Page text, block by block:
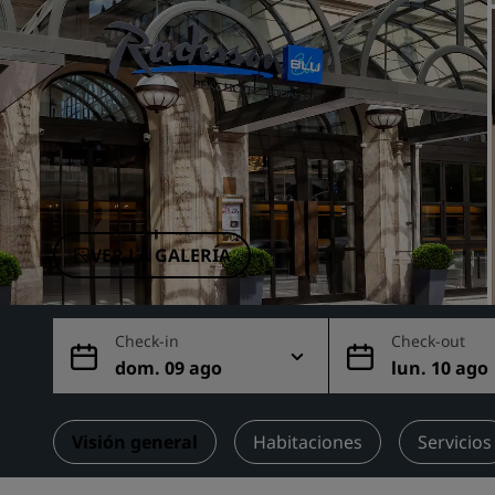
Marcas afiliadas en China
VER LA GALERÍA
Check-in
dom. 09 ago
Check-out
lun. 10 ago
Visión general Habitaciones Servicios